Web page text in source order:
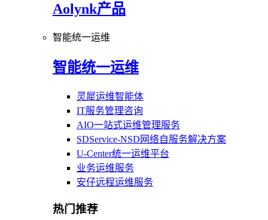
Aolynk产品
智能统一运维
智能统一运维
灵犀运维智能体
IT服务管理咨询
AIO一站式运维管理服务
SDService-NSD网络自服务解决方案
U-Center统一运维平台
业务运维服务
安仔远程运维服务
热门推荐